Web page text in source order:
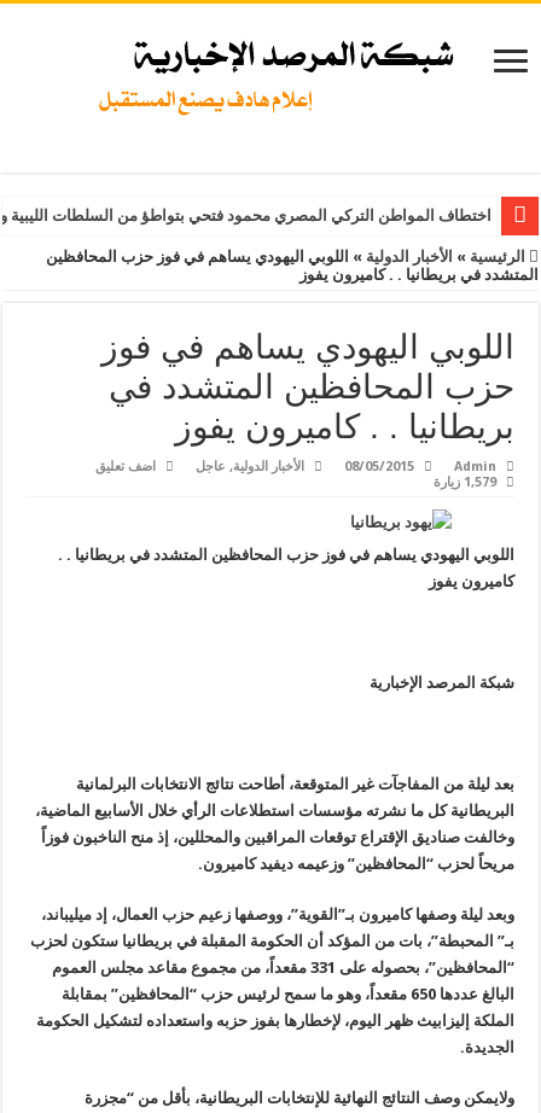
اختطاف المواطن التركي المصري محمود فتحي بتواطؤ من السلطات
الرئيسية » الأخبار الدولية » اللوبي اليهودي يساهم في فوز حزب المحافظين
المتشدد في بريطانيا . . كاميرون يفوز
اللوبي اليهودي يساهم في فوز
حزب المحافظين المتشدد في
بريطانيا . . كاميرون يفوز
Admin
08/05/2015 الأخبار الدولية, عاجل
اضف تعليق
1,579 زيارة
اللوبي اليهودي يساهم في فوز حزب المحافظين المتشدد في بريطانيا . .
كاميرون يفوز
شبكة المرصد الإخبارية
بعد ليلة من المفاجآت غير المتوقعة، أطاحت نتائج الانتخابات البرلمانية
البريطانية كل ما نشرته مؤسسات استطلاعات الرأي خلال الأسابيع الماضية،
وخالفت صناديق الإقتراع توقعات المراقبين والمحللين، إذ منح الناخبون فوزاً
مريحاً لحزب“ المحافظين” وزعيمه ديفيد كاميرون.
وبعد ليلة وصفها كاميرون بـ”القوية”، ووصفها زعيم حزب العمال، إد ميليباند،
بـ” المحبطة”، بات من المؤكد أن الحكومة المقبلة في بريطانيا ستكون لحزب
“المحافظين”، بحصوله على 331 مقعداً، من مجموع مقاعد مجلس العموم
البالغ عددها 650 مقعداً، وهو ما سمح لرئيس حزب “المحافظين” بمقابلة
الملكة إليزابيث ظهر اليوم، لإخطارها بفوز حزبه واستعداده لتشكيل الحكومة
الجديدة.
ولايمكن وصف النتائج النهائية للإنتخابات البريطانية، بأقل من “مجزرة